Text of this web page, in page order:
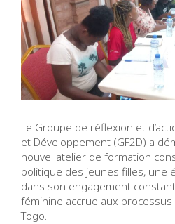
Le Groupe de réflexion et
et Développement (GF2D) a
nouvel atelier de formation
politique des jeunes filles, une
dans son engagement
féminine accrue aux
Togo.